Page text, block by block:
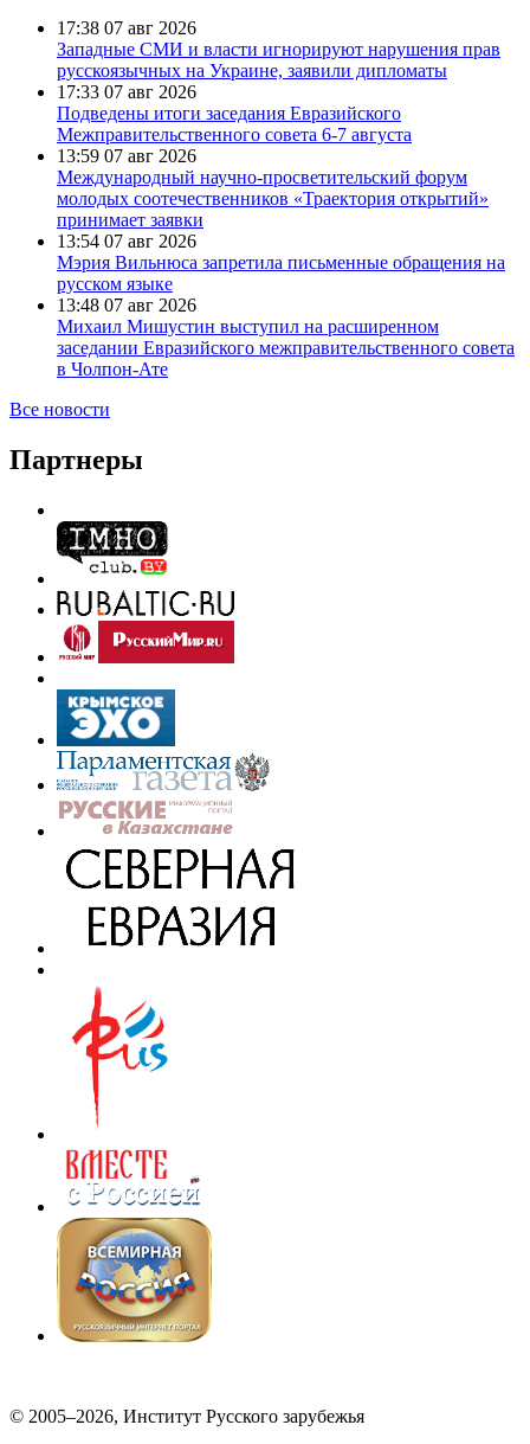
17:38 07 авг 2026
Западные СМИ и власти игнорируют нарушения прав
русскоязычных на Украине, заявили дипломаты
17:33 07 авг 2026
Подведены итоги заседания Евразийского
Межправительственного совета 6-7 августа
13:59 07 авг 2026
Международный научно-просветительский форум
молодых соотечественников «Траектория открытий»
принимает заявки
13:54 07 авг 2026
Мэрия Вильнюса запретила письменные обращения на
русском языке
13:48 07 авг 2026
Михаил Мишустин выступил на расширенном
заседании Евразийского межправительственного совета
в Чолпон-Ате
Все новости
Партнеры
© 2005–2026, Институт Русского зарубежья